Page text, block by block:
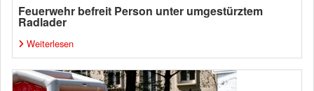
Feuerwehr befreit Person unter umgestürztem
Radlader
Weiterlesen